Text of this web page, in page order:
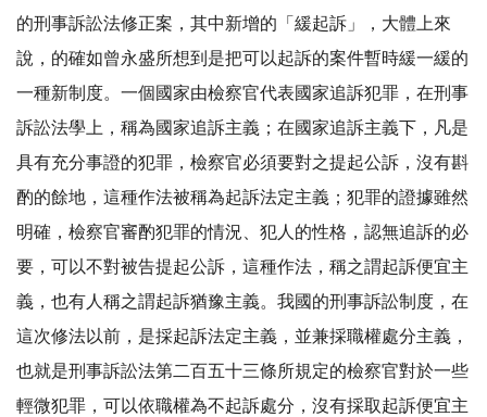
的刑事訴訟法修正案，其中新增的「緩起訴」，大體上來
說，的確如曾永盛所想到是把可以起訴的案件暫時緩一緩的
一種新制度。一個國家由檢察官代表國家追訴犯罪，在刑事
訴訟法學上，稱為國家追訴主義；在國家追訴主義下，凡是
具有充分事證的犯罪，檢察官必須要對之提起公訴，沒有斟
酌的餘地，這種作法被稱為起訴法定主義；犯罪的證據雖然
明確，檢察官審酌犯罪的情況、犯人的性格，認無追訴的必
要，可以不對被告提起公訴，這種作法，稱之謂起訴便宜主
義，也有人稱之謂起訴猶豫主義。我國的刑事訴訟制度，在
這次修法以前，是採起訴法定主義，並兼採職權處分主義，
也就是刑事訴訟法第二百五十三條所規定的檢察官對於一些
輕微犯罪，可以依職權為不起訴處分，沒有採取起訴便宜主